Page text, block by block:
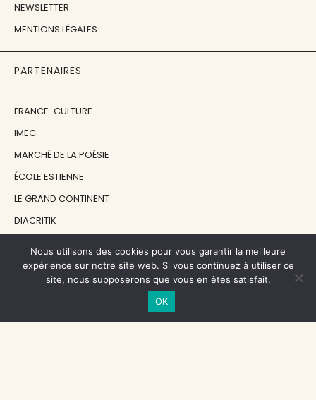
NEWSLETTER
MENTIONS LÉGALES
PARTENAIRES
FRANCE-CULTURE
IMEC
MARCHÉ DE LA POÉSIE
ÉCOLE ESTIENNE
LE GRAND CONTINENT
DIACRITIK
NOS SOUTIENS
CENTRE NATIONAL DU LIVRE
Nous utilisons des cookies pour vous garantir la meilleure
expérience sur notre site web. Si vous continuez à utiliser ce
site, nous supposerons que vous en êtes satisfait.
OK